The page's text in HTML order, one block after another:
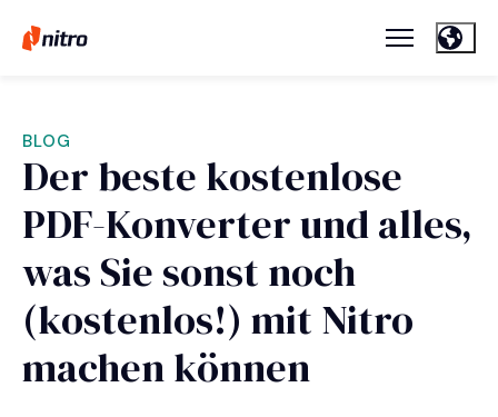
BLOG
Der beste kostenlose
PDF-Konverter und alles,
was Sie sonst noch
(kostenlos!) mit Nitro
machen können